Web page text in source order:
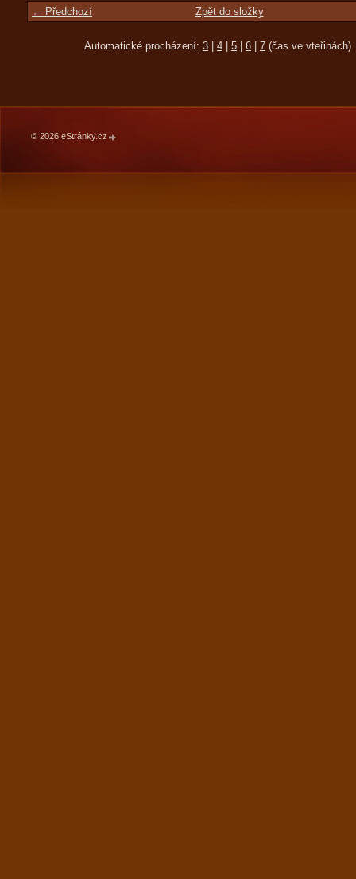
← Předchozí Zpět do složky
Automatické procházení: 3 4 5 6 7 (čas ve vteřinách)
© 2026 eStránky.cz